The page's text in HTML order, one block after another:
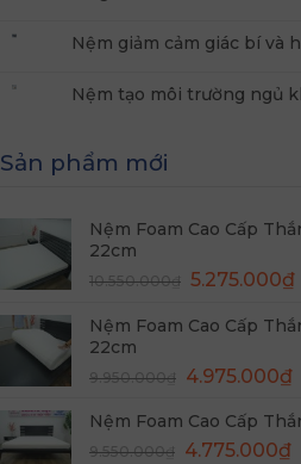
Nệm giảm cảm giác bí và
Nệm tạo môi trường ngủ
Sản phẩm mới
Nệm Foam Cao Cấp
22cm
10.550.000₫ Giá
là:
5.275.000₫
Nệm Foam Cao Cấp
22cm
9.950.000₫ Giá
là:
9.950.000₫.
4.975.000₫
là:
Nệm Foam Cao Cấp
9.550.000₫ Giá
4.775.000₫